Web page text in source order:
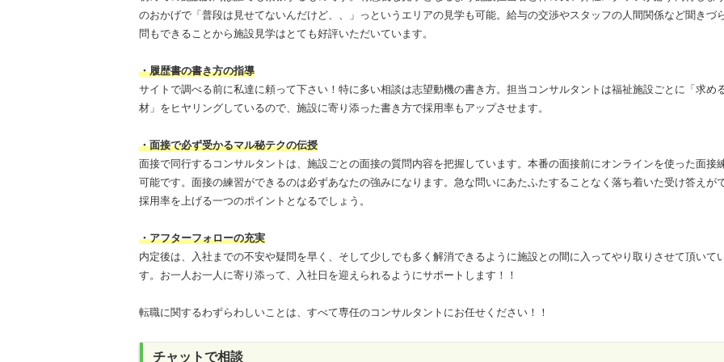
のおかげで「普段は見せてないんだけど、、」っというエリアの見学も可能。給与の交渉やスタッフの人間関係など聞きづ
問もできることから施設見学はとても好評いただいています。
・履歴書の書き方の指導
サイトで調べる前に私達に頼って下さい！特に多い相談は志望動機の書き方。担当コンサルタントは福祉施設ごとに「求め
材」をヒヤリングしているので、施設に寄り添った書き方で採用率もアップさせます。
・面接で必ず受かるマル秘テクの伝授
面接で同行するコンサルタントは、施設ごとの面接の質問内容を把握しています。本番の面接前にオンラインを使った面接
可能です。面接の練習ができるのは必ずあなたの強みになります。急な問いにあたふたすることなく落ち着いた受け答えがで
採用率を上げる一つのポイントとなるでしょう。
・アフターフォローの充実
内定後は、入社までの不安や疑問を早く、そして少しでも多く解消できるように施設との間に入ってやり取りさせて頂いて
す。お一人お一人に寄り添って、入社日を迎えられるようにサポートします！！
転職に関するわずらわしいことは、すべて専任のコンサルタントにお任せください！！
チャットで相談